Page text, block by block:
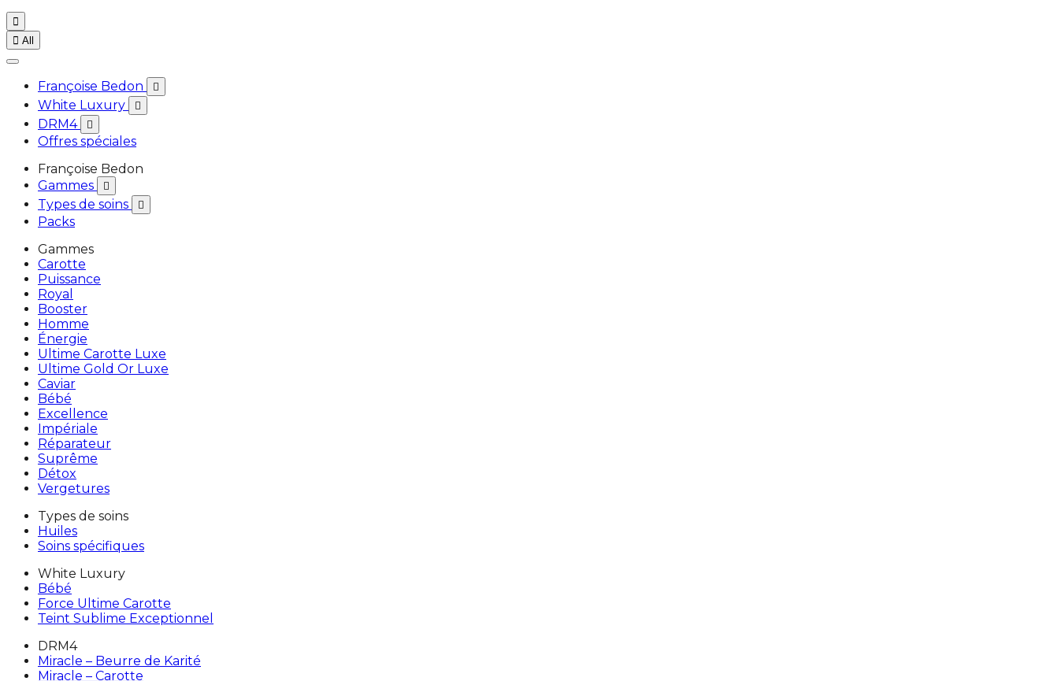

 All
Françoise Bedon 
White Luxury 
DRM4 
Offres spéciales
Françoise Bedon
Gammes

Types de soins 
Packs
Gammes
Carotte
Puissance
Royal
Booster
Homme
Énergie
Ultime Carotte Luxe
Ultime Gold Or Luxe
Caviar
Bébé
Excellence
Impériale
Réparateur
Suprême
Détox
Vergetures
Types de soins
Huiles
Soins spécifiques
White Luxury
Bébé
Force Ultime Carotte
Teint Sublime Exceptionnel
DRM4
Miracle – Beurre de Karité
Miracle – Carotte